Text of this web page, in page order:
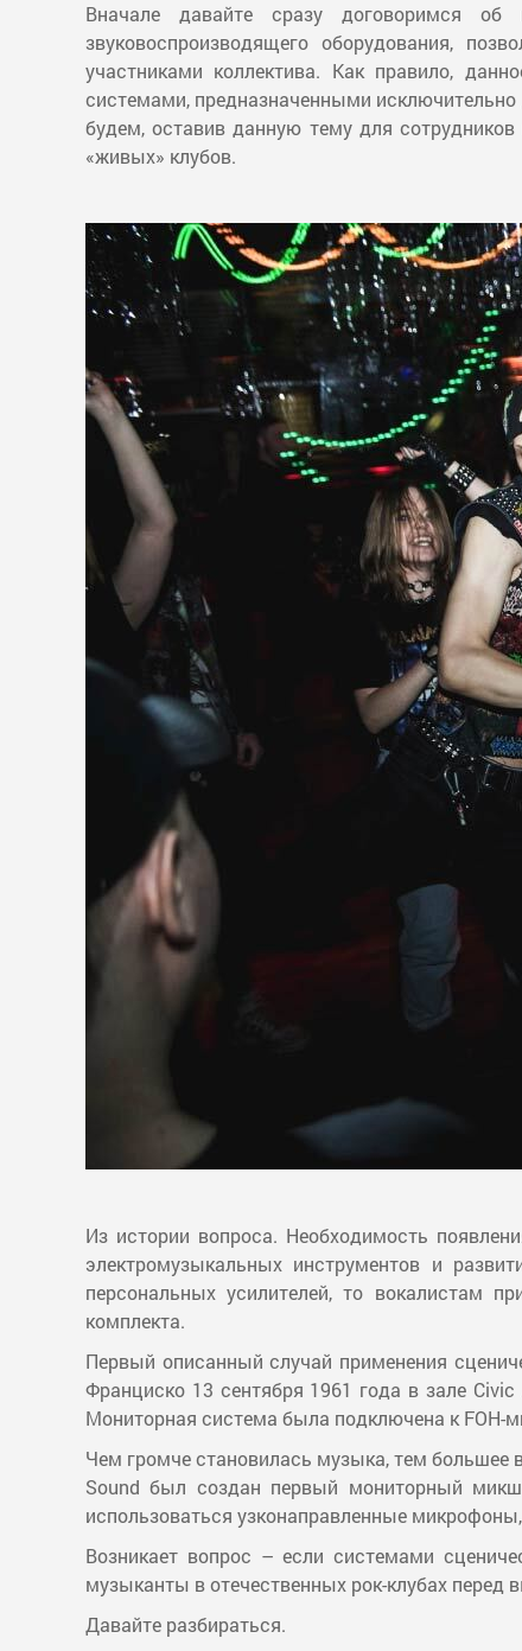
Вначале давайте сразу договоримся об
звуковоспроизводящего оборудования,
участниками коллектива. Как правило,
системами, предназначенными
будем, оставив данную тему для
«живых» клубов.
Из истории вопроса. Необходимость
электромузыкальных инструментов и
персональных усилителей, то вокалистам
комплекта.
Первый описанный случай применения
Франциско 13 сентября 1961 года в зале
Мониторная система была подключена к FOH-
Чем громче становилась музыка, тем большее
Sound был создан первый мониторный
использоваться узконаправленные
Возникает вопрос – если системами
музыканты в отечественных рок-клубах
Давайте разбираться.